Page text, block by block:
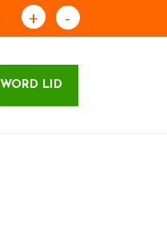
+ -
WORD LID